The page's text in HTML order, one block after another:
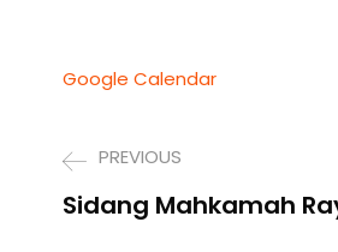
Google Calendar
PREVIOUS
Sidang Mahkamah